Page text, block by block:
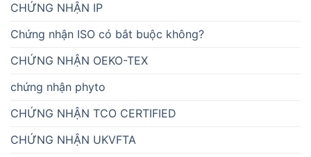
CHỨNG NHẬN IP
Chứng nhận ISO có bắt buộc không?
CHỨNG NHẬN OEKO-TEX
chứng nhận phyto
CHỨNG NHẬN TCO CERTIFIED
CHỨNG NHẬN UKVFTA